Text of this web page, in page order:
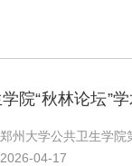
院“秋林论坛”
州大学公共卫生学院
04-17